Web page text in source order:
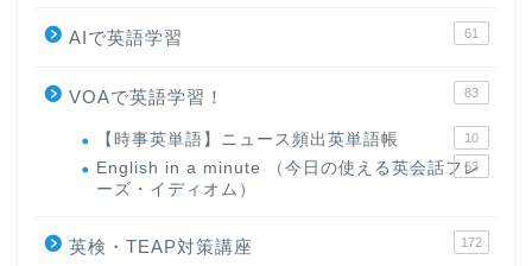
AIで英語学習 61
VOAで英語学習！ 83
【時事英単語】ニュース頻出英単語帳 10
English in a minute （今日の使える英会話フレ
ーズ・イディオム）
63
英検・TEAP対策講座 172